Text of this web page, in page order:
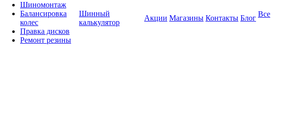
Шиномонтаж
Балансировка
колес
Правка дисков
Ремонт резины
Шинный
калькулятор
Акции Магазины Контакты Блог Все